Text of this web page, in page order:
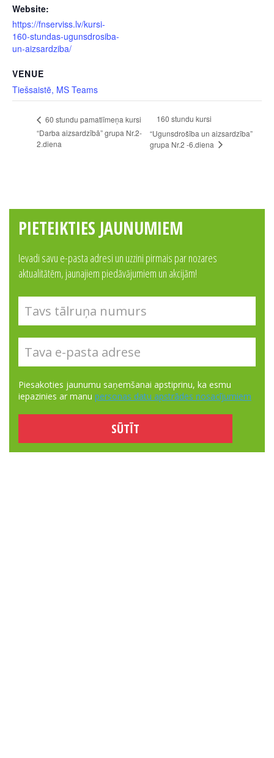
Website:
https://fnserviss.lv/kursi-
160-stundas-ugunsdrosiba-
un-aizsardziba/
VENUE
Tiešsaistē, MS Teams
60 stundu pamatlīmeņa kursi
“Darba aizsardzībā” grupa Nr.2-
2.diena
160 stundu kursi
“Ugunsdrošība un aizsardzība”
grupa Nr.2 -6.diena
PIETEIKTIES JAUNUMIEM
Ievadi savu e-pasta adresi un uzzini pirmais par nozares
aktualitātēm, jaunajiem piedāvājumiem un akcijām!
Piesakoties jaunumu saņemšanai apstiprinu, ka esmu
iepazinies ar manu personas datu apstrādes nosacījumiem